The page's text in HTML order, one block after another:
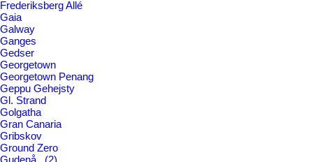
Frederiksberg Allé
Gaia
Galway
Ganges
Gedser
Georgetown
Georgetown Penang
Geppu Gehejsty
Gl. Strand
Golgatha
Gran Canaria
Gribskov
Ground Zero
Gudenå , (2)